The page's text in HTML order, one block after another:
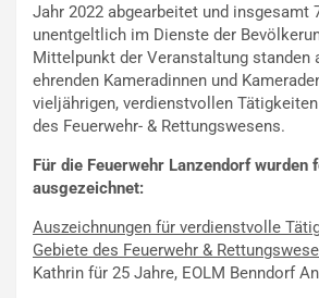
Jahr 2022 abgearbeitet und insgesamt
unentgeltlich im Dienste der
Mittelpunkt der Veranstaltung standen
ehrenden Kameradinnen und
vieljährigen, verdienstvollen
des Feuerwehr- & Rettungswesens.
Für die Feuerwehr Lanzendorf wurden
ausgezeichnet:
Auszeichnungen für verdienstvolle
Gebiete des Feuerwehr &
Kathrin für 25 Jahre, EOLM Benndorf